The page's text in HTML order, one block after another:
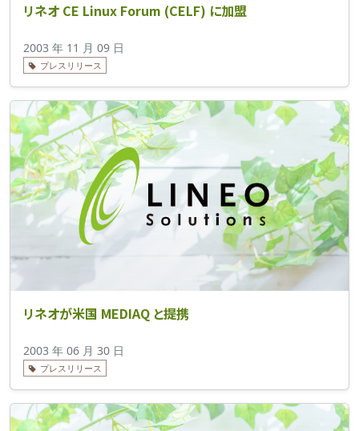
リネオ CE Linux Forum (CELF) に加盟
2003 年 11 月 09 日
プレスリリース
リネオが米国 MEDIAQ と提携
2003 年 06 月 30 日
プレスリリース